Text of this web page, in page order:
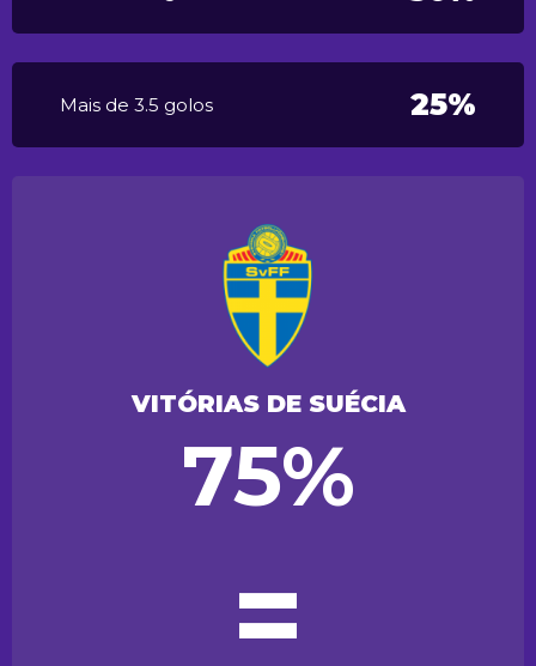
Mais de 3.5 golos 25%
VITÓRIAS DE SUÉCIA
75%
=